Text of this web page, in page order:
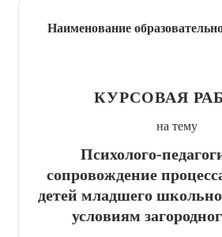
Наименование
КУРСОВАЯ
на тему
Психолого-
сопровождение
детей младшего
условиям